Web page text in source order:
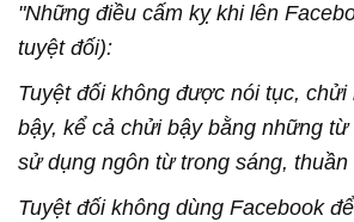
"Những điều cấm kỵ khi lên
tuyệt đối):
Tuyệt đối không được nói tục, chửi
bậy, kể cả chửi bậy bằng những
sử dụng ngôn từ trong sáng, thuần
Tuyệt đối không dùng Facebook